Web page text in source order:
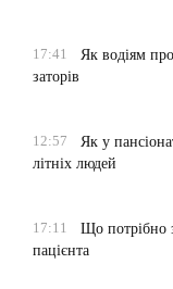
17:41
Як водіям
заторів
12:57
Як у
літніх людей
17:11
Що потрібно
пацієнта